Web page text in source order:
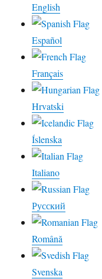
English
Español
Français
Hrvatski
Íslenska
Italiano
Русский
Română
Svenska